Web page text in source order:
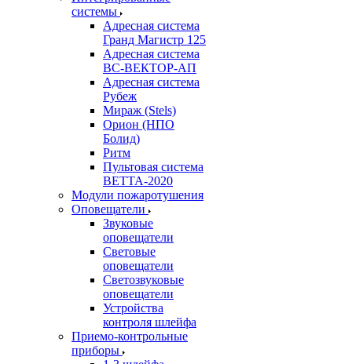
системы
Адресная система
Гранд Магистр 125
Адресная система
ВС-ВЕКТОР-АП
Адресная система
Рубеж
Мираж (Stels)
Орион (НПО
Болид)
Ритм
Пультовая система
ВЕТТА-2020
Модули пожаротушения
Оповещатели
Звуковые
оповещатели
Световые
оповещатели
Светозвуковые
оповещатели
Устройства
контроля шлейфа
Приемо-контрольные
приборы